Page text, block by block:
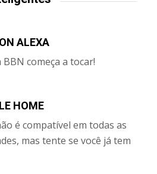
ALEXA
BBN começa a tocar!
HOME
é compatível em todas as
mas tente se você já tem